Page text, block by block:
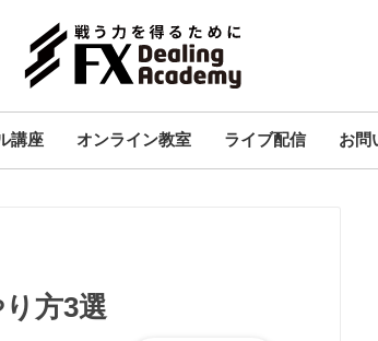
講座 オンライン教室 ライブ配信 お問
方3選